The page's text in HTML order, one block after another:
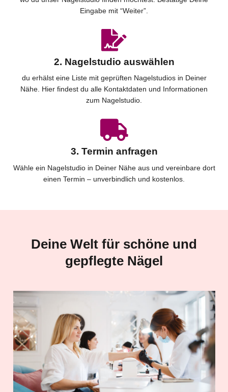
Eingabe mit “Weiter”.
2. Nagelstudio auswählen
du erhälst eine Liste mit geprüften Nagelstudios in Deiner
Nähe. Hier findest du alle Kontaktdaten und Informationen
zum Nagelstudio.
3. Termin anfragen
Wähle ein Nagelstudio in Deiner Nähe aus und vereinbare dort
einen Termin – unverbindlich und kostenlos.
Deine Welt für schöne und
gepflegte Nägel